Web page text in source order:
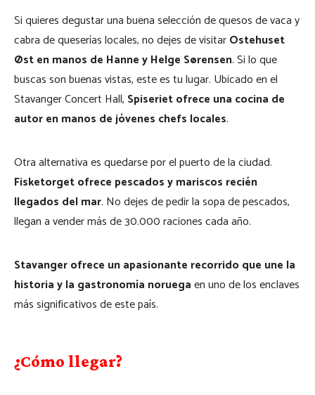
Si quieres degustar una buena selección de quesos de vaca y
cabra de queserías locales, no dejes de visitarOstehuset
Østen manos de Hanne y Helge Sørensen. Si lo que
buscas son buenas vistas, este es tu lugar. Ubicado en el
Stavanger Concert Hall, Spiseriet ofrece una cocina de
autor en manos de jóvenes chefs locales.
Otra alternativa es quedarse por el puerto de la ciudad.
Fisketorgetofrece pescados y mariscos recién
llegados del mar. No dejes de pedir la sopa de pescados,
llegan a vender más de 30.000 raciones cada año.
Stavanger ofrece unapasionante recorrido que une la
historia y la gastronomía noruegaen uno de los enclaves
más significativos de este país.
¿Cómo llegar?